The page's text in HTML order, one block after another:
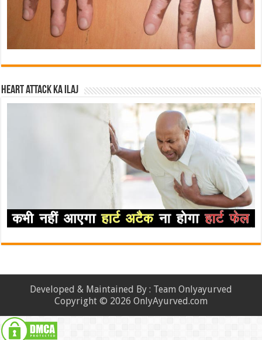
Heart attack ka ilaj
Developed & Maintained By : Team Onlyayurved
Copyright © 2026 OnlyAyurved.com